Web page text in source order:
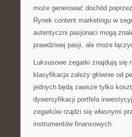
może generować dochód
Rynek content marketingu w
autentyczni pasjonaci mogą
prawdziwej pasji, ale może
Luksusowe zegarki znajdują się
klasyfikacja zależy głównie od
jednych będą zawsze tylko
dywersyfikacji portfela
zegarków rządzi się własnymi
instrumentów finansowych.